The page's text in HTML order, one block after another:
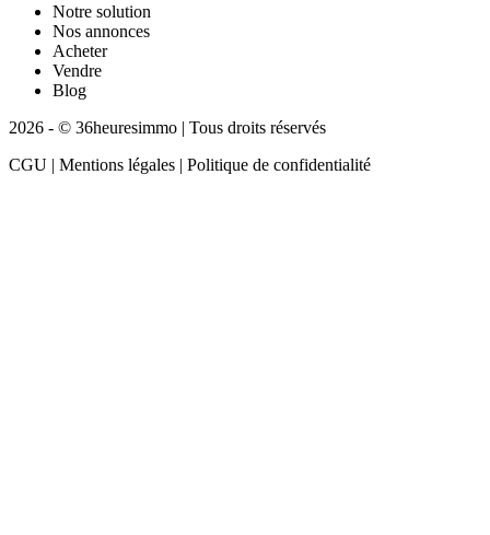
Notre solution
Nos annonces
Acheter
Vendre
Blog
2026 - © 36heuresimmo | Tous droits réservés
CGU | Mentions légales | Politique de confidentialité